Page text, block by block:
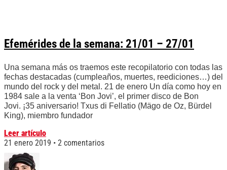
Efemérides de la semana: 21/01 – 27/01
Una semana más os traemos este recopilatorio con todas las
fechas destacadas (cumpleaños, muertes, reediciones…) del
mundo del rock y del metal. 21 de enero Un día como hoy en
1984 sale a la venta ‘Bon Jovi’, el primer disco de Bon
Jovi. ¡35 aniversario! Txus di Fellatio (Mägo de Oz, Bürdel
King), miembro fundador
Leer artículo
21 enero 2019
2 comentarios